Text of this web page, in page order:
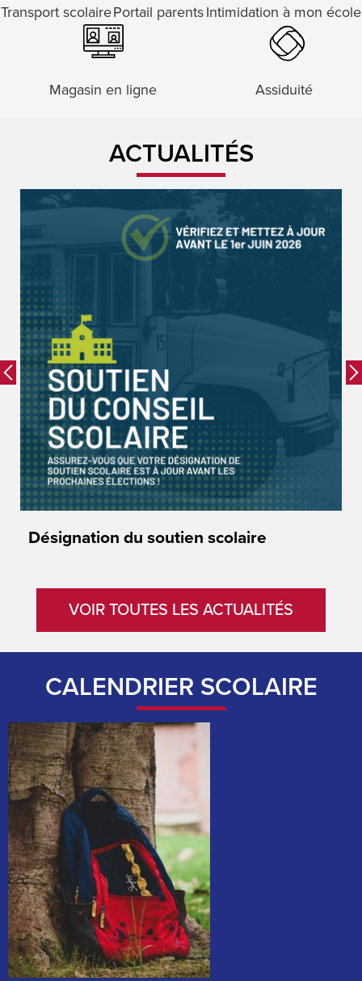
Transport scolairePortail parentsIntimidation à mon école
Magasin en ligne Assiduité
ACTUALITÉS
Previous
Désignation du soutien scolaire
VOIR TOUTES LES ACTUALITÉS
CALENDRIER SCOLAIRE
Home
Page
Main
Image
Shuffle